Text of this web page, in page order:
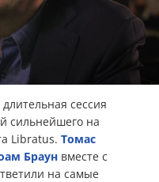
сессия
сильнейшего на
Libratus. Томас
Браун вместе с
на самые